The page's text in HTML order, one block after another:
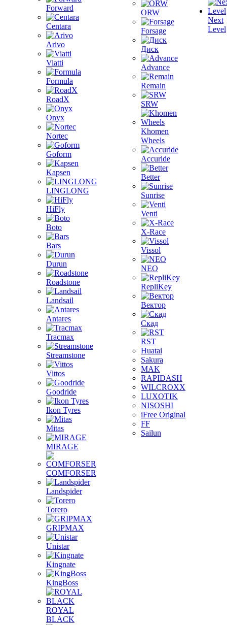
Forward
Centara
Arivo
Viatti
Formula
RoadX
Onyx
Nortec
Goform
Kapsen
LINGLONG
HiFly
Boto
Bars
Durun
Roadstone
Landsail
Antares
Tracmax
Streamstone
Vittos
Goodride
Ikon Tyres
Mitas
MIRAGE
COMFORSER
Landspider
Torero
GRIPMAX
Unistar
Kingnate
KingBoss
ROYAL
BLACK
ORW
Forsage
Диск
Advance
Remain
SRW
Khomen
Wheels
Accuride
Better
Sunrise
Venti
X-Race
Vissol
NEO
RepliKey
Вектор
Скад
RST
Huatai
Sakura
MAK
RAPIDASH
WILCROXX
LUXOTIK
NISOSHI
iFree Original
FF
Sailun
Next
Level